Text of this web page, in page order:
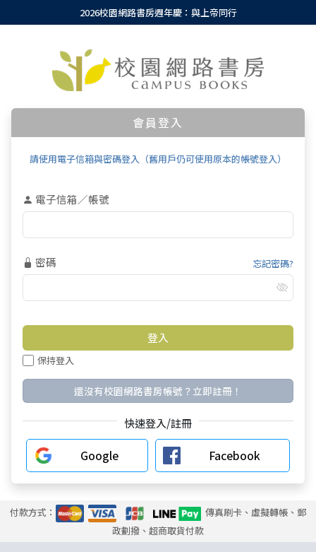
2026校園網路書房週年慶：與上帝同行
會員登入
請使用電子信箱與密碼登入（舊用戶仍可使用原本的帳號登入）
電子信箱／帳號
密碼 忘記密碼?
保持登入
還沒有校園網路書房帳號？立即註冊！
快速登入/註冊
Google Facebook
付款方式：
傳真刷卡、虛擬轉帳、郵
政劃撥、超商取貨付款